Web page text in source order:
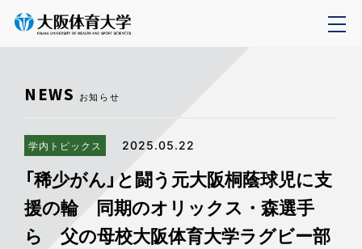
NEWS お知らせ
学内トピックス 2025.05.22
「稀少がん」と闘う元大阪桐蔭球児に支
援の輪 同期のオリックス・森選手
ら 父の母校大阪体育大学ラグビー部